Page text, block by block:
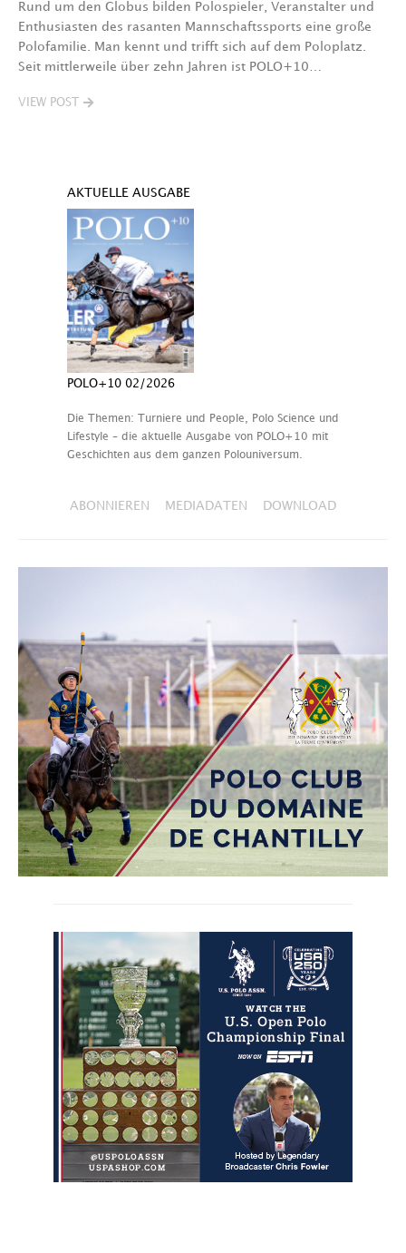
Rund um den Globus bilden Polospieler, Veranstalter und
Enthusiasten des rasanten Mannschaftssports eine große
Polofamilie. Man kennt und trifft sich auf dem Poloplatz.
Seit mittlerweile über zehn Jahren ist POLO+10…
VIEW POST
AKTUELLE AUSGABE
POLO+10 02/2026
Die Themen: Turniere und People, Polo Science und
Lifestyle – die aktuelle Ausgabe von POLO+10 mit
Geschichten aus dem ganzen Polouniversum.
ABONNIEREN MEDIADATEN DOWNLOAD